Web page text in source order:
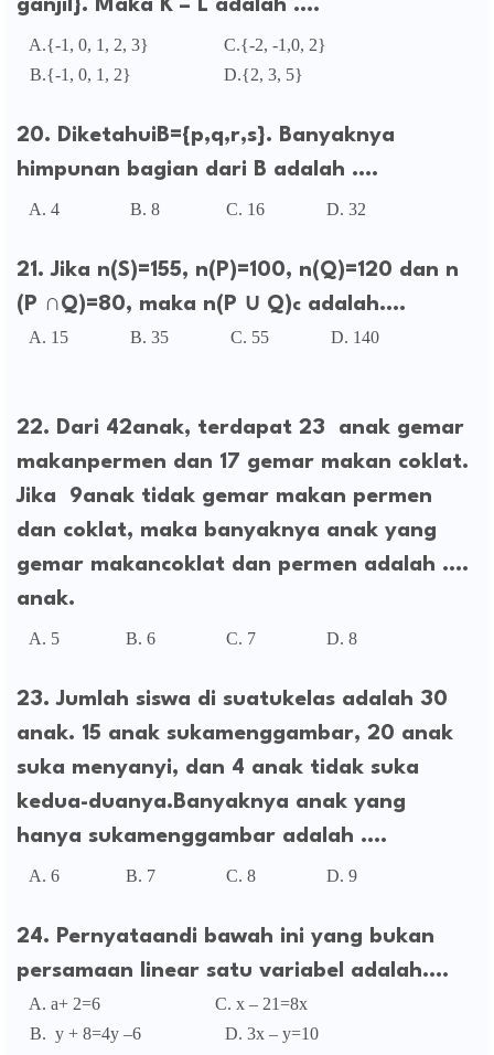
ganjil}. Maka K – L adalah ....
A.{-1, 0, 1, 2, 3} C.{-2, -1,0, 2}
B.{-1, 0, 1, 2} D.{2, 3, 5}
20. DiketahuiB={p,q,r,s}. Banyaknya
himpunan bagian dari B adalah ....
A. 4 B. 8 C. 16 D. 32
21. Jika n(S)=155, n(P)=100, n(Q)=120 dan n
(P ∩Q)=80, maka n(P ∪ Q)c adalah....
A. 15 B. 35 C. 55 D. 140
22. Dari 42anak, terdapat 23 anak gemar
makanpermen dan 17 gemar makan coklat.
Jika 9anak tidak gemar makan permen
dan coklat, maka banyaknya anak yang
gemar makancoklat dan permen adalah ....
anak.
A. 5 B. 6 C. 7 D. 8
23. Jumlah siswa di suatukelas adalah 30
anak. 15 anak sukamenggambar, 20 anak
suka menyanyi, dan 4 anak tidak suka
kedua-duanya.Banyaknya anak yang
hanya sukamenggambar adalah ....
A. 6 B. 7 C. 8 D. 9
24. Pernyataandi bawah ini yang bukan
persamaan linear satu variabel adalah....
A. a+ 2=6 C. x – 21=8x
B. y + 8=4y –6 D. 3x – y=10